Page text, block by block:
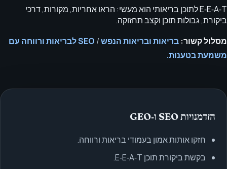
E‑E‑A‑T לתוכן בריאותי הוא מעשי: הראו אחריות, מקורות, דרכי
ביקורת, גבולות תוכן וקצב תחזוקה.
מסלול קשור: בריאות ובריאות הנפש/
SEO לבריאות ורווחה עם
משמעת בטענות.
הזדמנויות SEO ו‑GEO
חזקו אותות אמון בעמודי בריאות ורווחה.
בקשת ביקורת תוכן E‑E‑A‑T.